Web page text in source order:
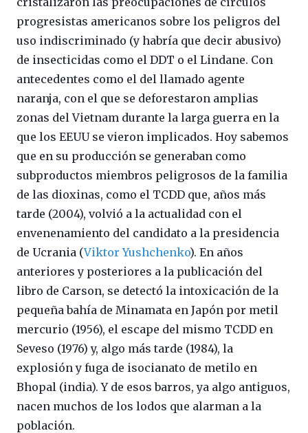
progresistas americanos sobre los peligros del
uso indiscriminado (y habría que decir abusivo)
de insecticidas como el DDT o el Lindane. Con
antecedentes como el del llamado agente
naranja, con el que se deforestaron amplias
zonas del Vietnam durante la larga guerra en la
que los EEUU se vieron implicados. Hoy sabemos
que en su producción se generaban como
subproductos miembros peligrosos de la familia
de las dioxinas, como el TCDD que, años más
tarde (2004), volvió a la actualidad con el
envenenamiento del candidato a la presidencia
de Ucrania (Viktor Yushchenko). En años
anteriores y posteriores a la publicación del
libro de Carson, se detectó la intoxicación de la
pequeña bahía de Minamata en Japón por metil
mercurio (1956), el escape del mismo TCDD en
Seveso (1976) y, algo más tarde (1984), la
explosión y fuga de isocianato de metilo en
Bhopal (india). Y de esos barros, ya algo antiguos,
nacen muchos de los lodos que alarman a la
población.